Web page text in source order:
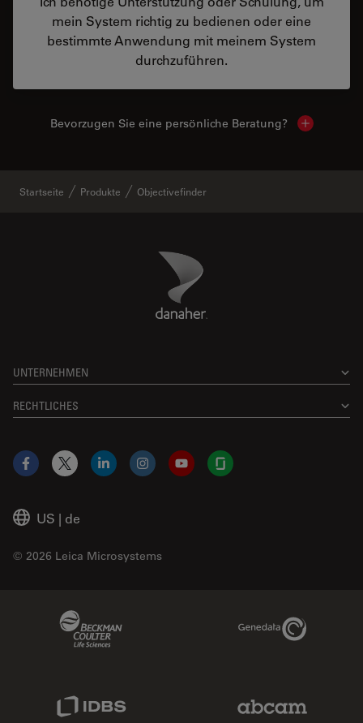
mein System richtig zu bedienen oder eine
bestimmte Anwendung mit meinem System
durchzuführen.
Bevorzugen Sie eine persönliche Beratung? Show
Startseite Produkte Objectivefinder
Danaher Logo
UNTERNEHMEN
RECHTLICHES
US | de
© 2026 Leica Microsystems
Facebook
X LinkedInInstagramYouTubeGlassdoor
Genedata Link